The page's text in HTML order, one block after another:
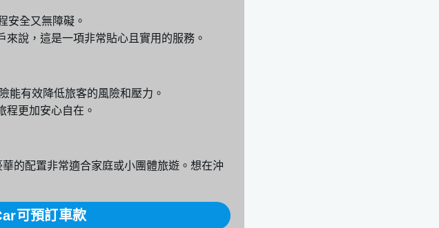
期或取消該怎麼辦？
安全又無障礙。
說，這是一項非常貼心且實用的服務。
能有效降低旅客的風險和壓力。
程更加安心自在。
的配置非常適合家庭或小團體旅遊。想在沖
可預訂車款